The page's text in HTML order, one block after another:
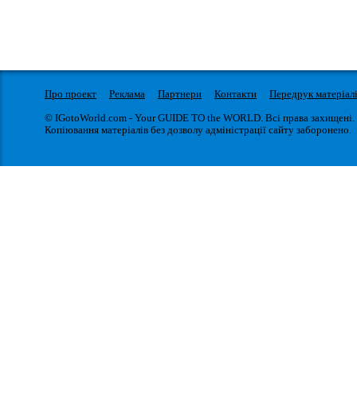
Про проект Реклама Партнери Контакти
Передрук
© IGotoWorld.com - Your GUIDE TO the WORLD. Всі права захищені.
Копіювання матеріалів без дозволу адміністрації сайту заборонено.